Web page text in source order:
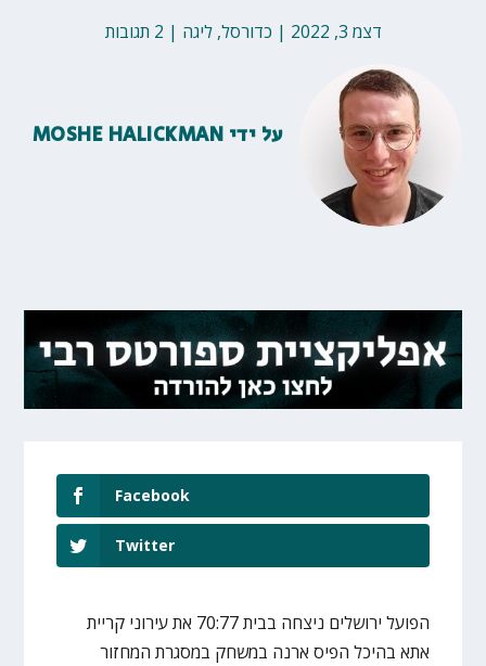
דצמ 3, 2022 | כדורסל,ליגה | 2 תגובות
על ידי MOSHE HALICKMAN
Facebook
Twitter
הפועל ירושלים ניצחה בבית 70:77 את עירוני קריית
אתא בהיכל הפיס ארנה במשחק במסגרת המחזור